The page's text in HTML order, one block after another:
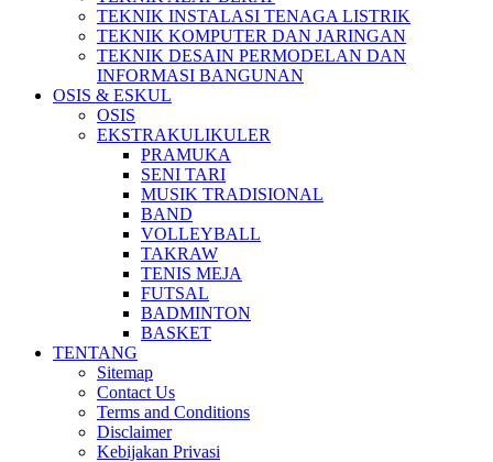
TEKNIK INSTALASI TENAGA LISTRIK
TEKNIK KOMPUTER DAN JARINGAN
TEKNIK DESAIN PERMODELAN DAN
INFORMASI BANGUNAN
OSIS & ESKUL
OSIS
EKSTRAKULIKULER
PRAMUKA
SENI TARI
MUSIK TRADISIONAL
BAND
VOLLEYBALL
TAKRAW
TENIS MEJA
FUTSAL
BADMINTON
BASKET
TENTANG
Sitemap
Contact Us
Terms and Conditions
Disclaimer
Kebijakan Privasi